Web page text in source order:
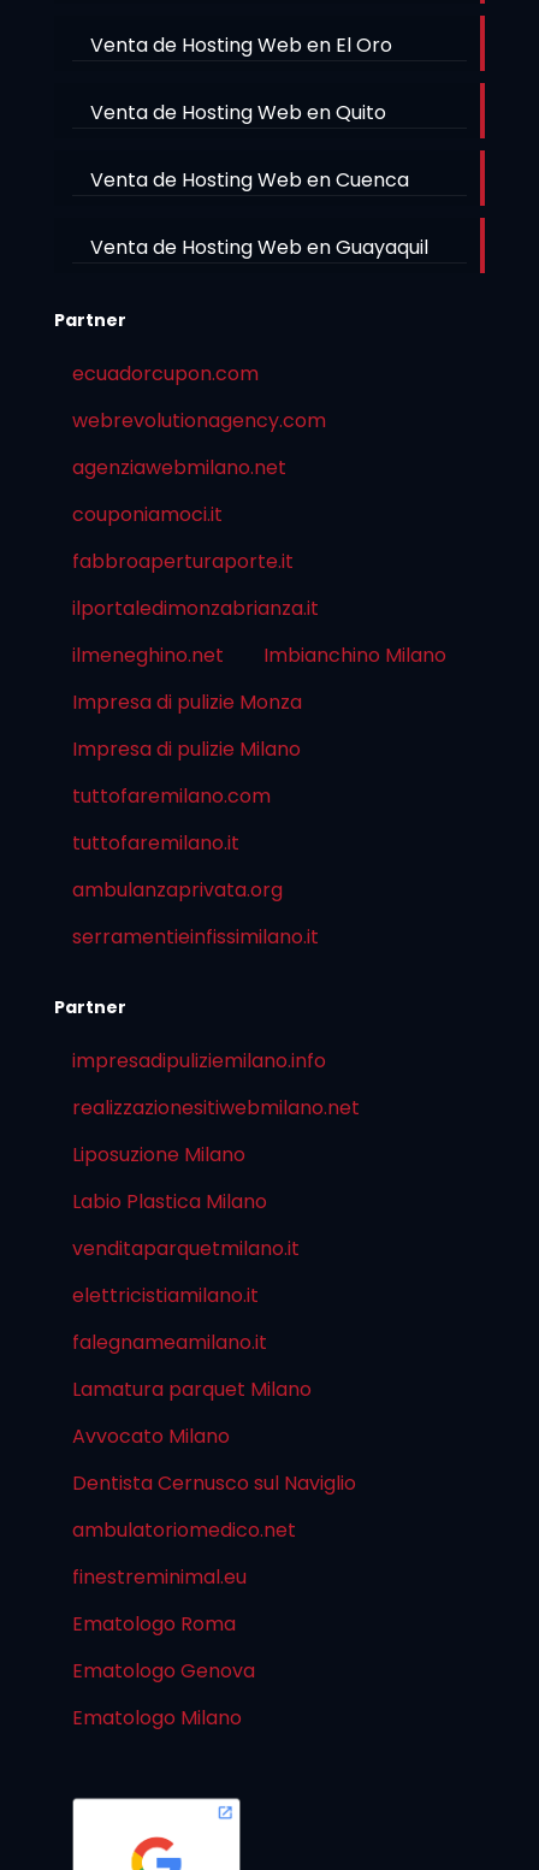
Venta de Hosting Web en El Oro
Venta de Hosting Web en Quito
Venta de Hosting Web en Cuenca
Venta de Hosting Web en Guayaquil
Partner
ecuadorcupon.com
webrevolutionagency.com
agenziawebmilano.net
couponiamoci.it
fabbroaperturaporte.it
ilportaledimonzabrianza.it
ilmeneghino.net
Imbianchino Milano
Impresa di pulizie Monza
Impresa di pulizie Milano
tuttofaremilano.com
tuttofaremilano.it
ambulanzaprivata.org
serramentieinfissimilano.it
Partner
impresadipuliziemilano.info
realizzazionesitiwebmilano.net
Liposuzione Milano
Labio Plastica Milano
venditaparquetmilano.it
elettricistiamilano.it
falegnameamilano.it
Lamatura parquet Milano
Avvocato Milano
Dentista Cernusco sul Naviglio
ambulatoriomedico.net
finestreminimal.eu
Ematologo Roma
Ematologo Genova
Ematologo Milano